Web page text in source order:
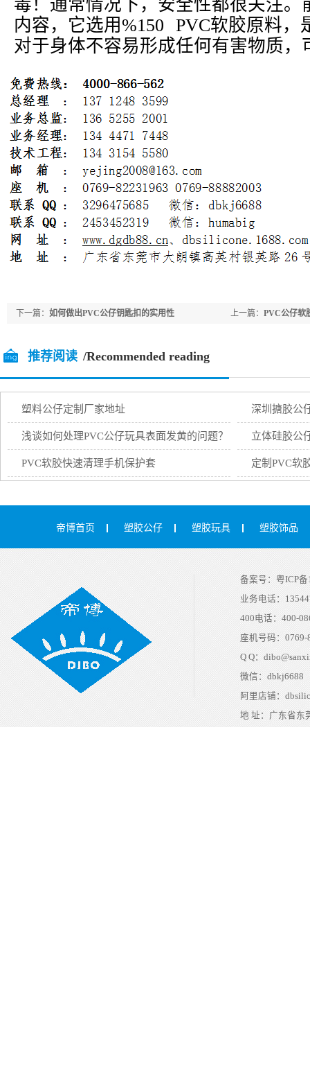
毒！通常情况下，安全性都很关注。
内容，它选用%150 PVC软胶原料，
对于身体不容易形成任何有害物质，
上一篇： PVC公仔软
下一篇： 如何做出PVC公仔钥匙扣的实用性
推荐阅读 /Recommended reading
塑料公仔定制厂家地址 深圳搪胶公
浅谈如何处理PVC公仔玩具表面发黄的问题？ 立体硅胶公
PVC软胶快速清理手机保护套 定制PVC软
帝博首页 塑胶公仔 塑胶玩具 塑胶饰品
备案号： 粤ICP
业务电话：
400电话： 400-
座机号码：0769-
Q Q：
微信： dbkj6688
阿里店铺：
地 址：广东省东